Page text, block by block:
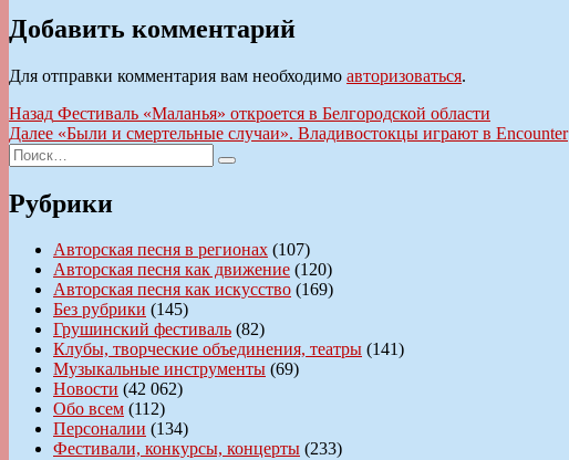
Добавить комментарий
Для отправки комментария вам необходимо авторизоваться.
Навигация
по
записям
Назад Предыдущая
запись:
Фестиваль «Маланья» откроется в Белгородской области
Далее Следующая
«Были и смертельные случаи». Владивостокцы играют в Encounter
Искать:
Поиск
Рубрики
Авторская песня в регионах (107)
Авторская песня как движение (120)
Авторская песня как искусство (169)
Без рубрики (145)
Грушинский фестиваль (82)
Клубы, творческие объединения, театры (141)
Музыкальные инструменты (69)
Новости (42 062)
Обо всем (112)
Персоналии (134)
Фестивали, конкурсы, концерты (233)